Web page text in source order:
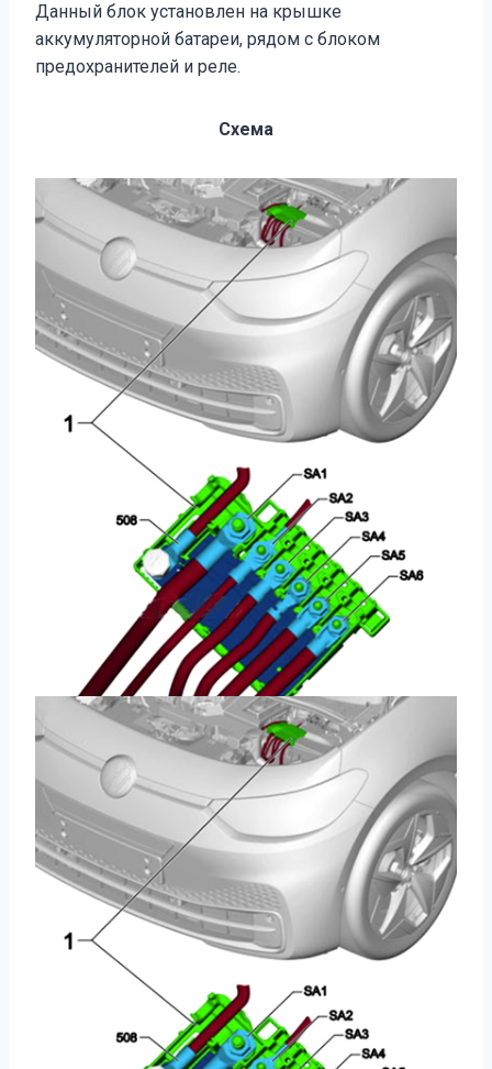
Данный блок установлен на крышке
аккумуляторной батареи, рядом с блоком
предохранителей и реле.
Схема